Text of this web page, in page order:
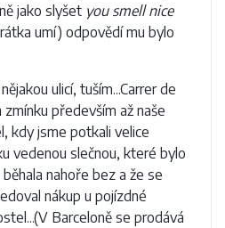
jako slyšet you smell nice
umí) odpovědí mu bylo
ulicí, tuším...Carrer de
především až naše
kdy jsme potkali velice
vedenou slečnou, které bylo
nahoře bez a že se
nákup u pojízdné
Barceloně se prodává